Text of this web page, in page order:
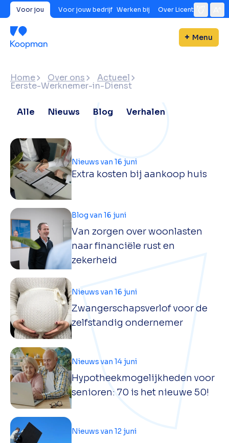
Voor jou Voor jouw bedrijf Werken bij Over Licent
Menu
Home Over ons Actueel
Eerste-Werknemer-in-Dienst
Alle Nieuws Blog Verhalen
Extra kosten bij aankoop huis
Nieuws van 16 juni
Van zorgen over woonlasten
naar financiële rust en
zekerheid
Blog van 16 juni
Zwangerschapsverlof voor de
zelfstandig ondernemer
Nieuws van 16 juni
Hypotheekmogelijkheden voor
senioren: 70 is het nieuwe 50!
Nieuws van 14 juni
Nieuws van 12 juni